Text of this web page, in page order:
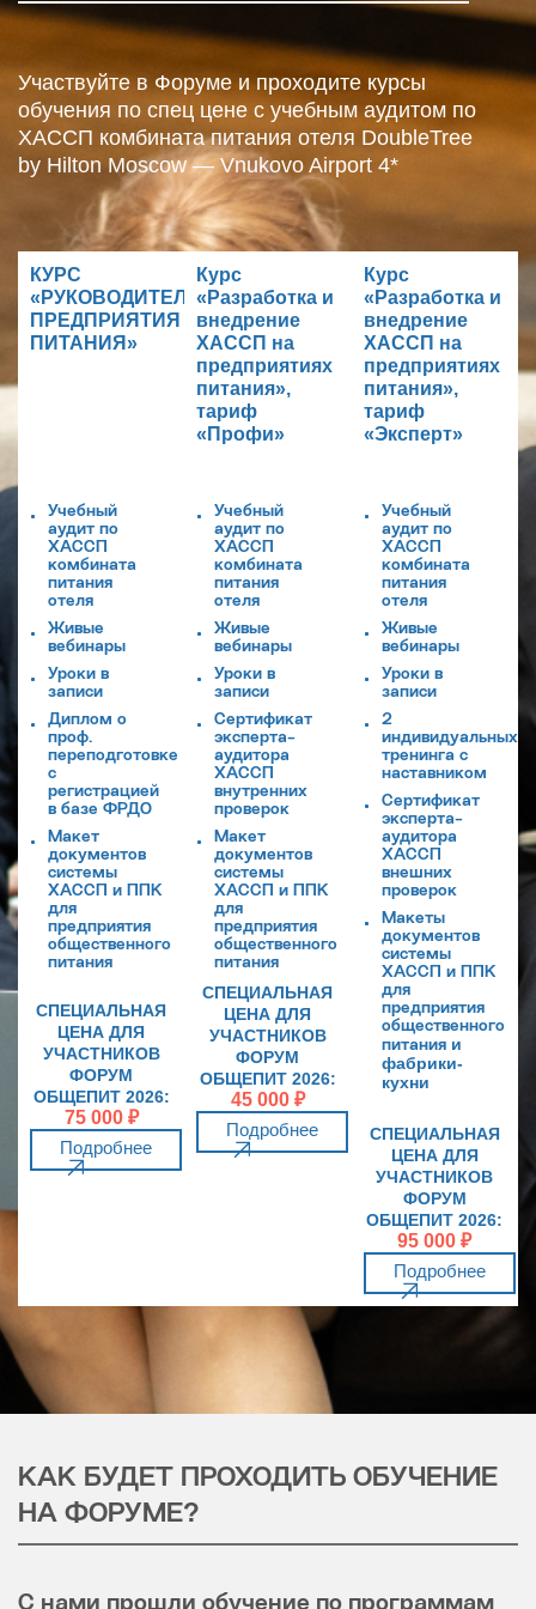
Участвуйте в Форуме и проходите курсы
обучения по спец цене с учебным аудитом по
ХАССП комбината питания отеля DoubleTree
by Hilton Moscow — Vnukovo Airport 4*
КУРС
«РУКОВОДИТЕЛЬ
ПРЕДПРИЯТИЯ
ПИТАНИЯ»
Учебный
аудит по
ХАССП
комбината
питания
отеля
Живые
вебинары
Уроки в
записи
Диплом о
проф.
переподготовке
с
регистрацией
в базе ФРДО
Макет
документов
системы
ХАССП и ППК
для
предприятия
общественного
питания
СПЕЦИАЛЬНАЯ
ЦЕНА ДЛЯ
УЧАСТНИКОВ
ФОРУМ
ОБЩЕПИТ 2026:
75 000 ₽
Подробнее
Курс
«Разработка и
внедрение
ХАССП на
предприятиях
питания»,
тариф
«Профи»
Учебный
аудит по
ХАССП
комбината
питания
отеля
Живые
вебинары
Уроки в
записи
Сертификат
эксперта-
аудитора
ХАССП
внутренних
проверок
Макет
документов
системы
ХАССП и ППК
для
предприятия
общественного
питания
СПЕЦИАЛЬНАЯ
ЦЕНА ДЛЯ
УЧАСТНИКОВ
ФОРУМ
ОБЩЕПИТ 2026:
45 000 ₽
Подробнее
Курс
«Разработка и
внедрение
ХАССП на
предприятиях
питания»,
тариф
«Эксперт»
Учебный
аудит по
ХАССП
комбината
питания
отеля
Живые
вебинары
Уроки в
записи
2
индивидуальных
тренинга с
наставником
Сертификат
эксперта-
аудитора
ХАССП
внешних
проверок
Макеты
документов
системы
ХАССП и ППК
для
предприятия
общественного
питанияи
фабрики-
кухни
СПЕЦИАЛЬНАЯ
ЦЕНА ДЛЯ
УЧАСТНИКОВ
ФОРУМ
ОБЩЕПИТ 2026:
95 000 ₽
Подробнее
КАК БУДЕТ ПРОХОДИТЬ ОБУЧЕНИЕ
НА ФОРУМЕ?
С нами прошли обучение по программам